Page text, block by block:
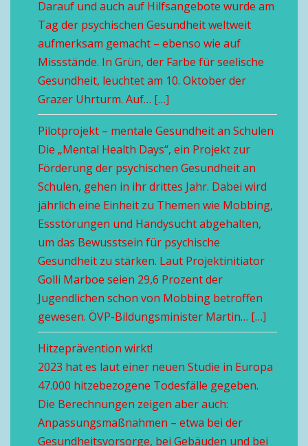
Darauf und auch auf Hilfsangebote wurde am
Tag der psychischen Gesundheit weltweit
aufmerksam gemacht – ebenso wie auf
Missstände. In Grün, der Farbe für seelische
Gesundheit, leuchtet am 10. Oktober der
Grazer Uhrturm. Auf… […]
Pilotprojekt – mentale Gesundheit an Schulen
Die „Mental Health Days“, ein Projekt zur
Förderung der psychischen Gesundheit an
Schulen, gehen in ihr drittes Jahr. Dabei wird
jährlich eine Einheit zu Themen wie Mobbing,
Essstörungen und Handysucht abgehalten,
um das Bewusstsein für psychische
Gesundheit zu stärken. Laut Projektinitiator
Golli Marboe seien 29,6 Prozent der
Jugendlichen schon von Mobbing betroffen
gewesen. ÖVP-Bildungsminister Martin… […]
Hitzeprävention wirkt!
2023 hat es laut einer neuen Studie in Europa
47.000 hitzebezogene Todesfälle gegeben.
Die Berechnungen zeigen aber auch:
Anpassungsmaßnahmen – etwa bei der
Gesundheitsvorsorge, bei Gebäuden und bei